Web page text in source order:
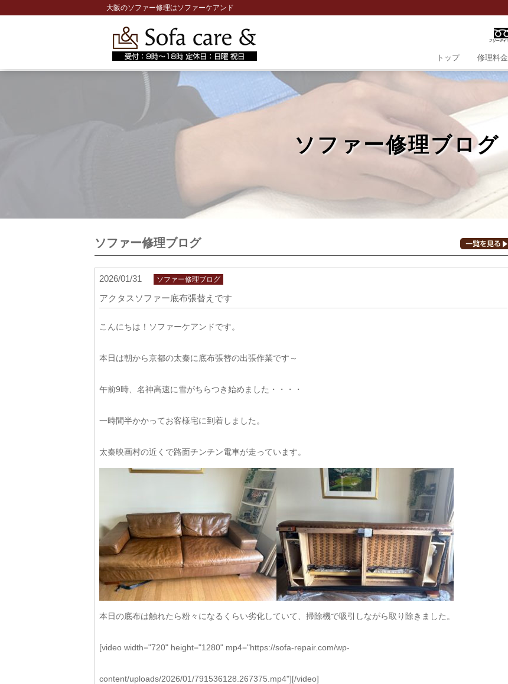
大阪のソファー修理はソファーケアンド
トップ 修理料金
ソファー修理ブログ
ソファー修理ブログ
2026/01/31 ソファー修理ブログ
アクタスソファー底布張替えです
こんにちは！ソファーケアンドです。
本日は朝から京都の太秦に底布張替の出張作業です～
午前9時、名神高速に雪がちらつき始めました・・・・
一時間半かかってお客様宅に到着しました。
太秦映画村の近くで路面チンチン電車が走っています。
本日の底布は触れたら粉々になるくらい劣化していて、掃除機で吸引しながら取り除きました。
[video width="720" height="1280" mp4="https://sofa-repair.com/wp-
content/uploads/2026/01/791536128.267375.mp4"][/video]